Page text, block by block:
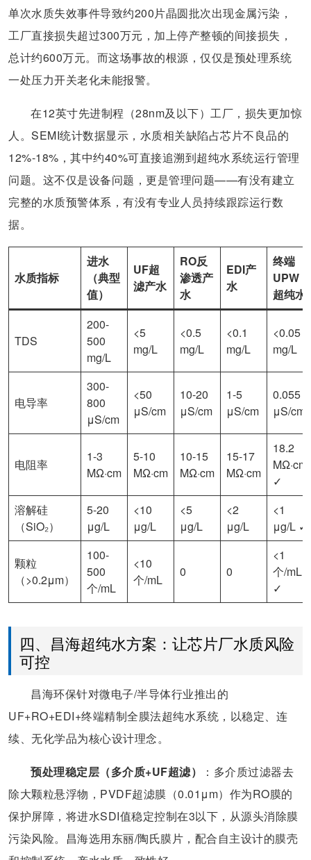
单次水质失效事件导致约200片晶圆批次出现金属污染，
工厂直接损失超过300万元，加上停产整顿的间接损失，
总计约600万元。而这场事故的根源，仅仅是预处理系统
一处压力开关老化未能报警。
在12英寸先进制程（28nm及以下）工厂，损失更加惊
人。SEMI统计数据显示，水质相关缺陷占芯片不良品的
12%-18%，其中约40%可直接追溯到超纯水系统运行管理
问题。这不仅是设备问题，更是管理问题——有没有建立
完整的水质预警体系，有没有专业人员持续跟踪运行数
据。
水质指标
进水
（典型
值）
UF超
滤产水
RO反
渗透产
水
EDI产
水
终端
UPW
超纯水
TDS
200-
500
mg/L
<5
mg/L
<0.5
mg/L
<0.1
mg/L
<0.05
mg/L
电导率
300-
800
μS/cm
<50
μS/cm
10-20
μS/cm
1-5
μS/cm
0.055
μS/cm
电阻率
1-3
MΩ·cm
5-10
MΩ·cm
10-15
MΩ·cm
15-17
MΩ·cm
18.2
MΩ·cm
✓
溶解硅
（SiO₂）
5-20
μg/L
<10
μg/L
<5
μg/L
<2
μg/L
<1
μg/L ✓
颗粒
（>0.2μm）
100-
500
个/mL
<10
个/mL
0 0
<1
个/mL
✓
四、昌海超纯水方案：让芯片厂水质风险
可控
昌海环保针对微电子/半导体行业推出的
UF+RO+EDI+终端精制全膜法超纯水系统，以稳定、连
续、无化学品为核心设计理念。
预处理稳定层（多介质+UF超滤）
：多介质过滤器去
除大颗粒悬浮物，PVDF超滤膜（0.01μm）作为RO膜的
保护屏障，将进水SDI值稳定控制在3以下，从源头消除膜
污染风险。昌海选用东丽/陶氏膜片，配合自主设计的膜壳